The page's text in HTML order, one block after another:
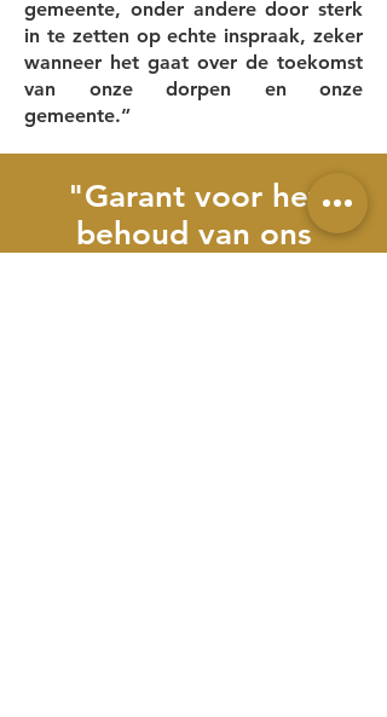
gemeente, onder andere door sterk
in te zetten op echte inspraak, zeker
wanneer het gaat over de toekomst
van onze dorpen en onze
gemeente.”
"Garant voor het
behoud van ons